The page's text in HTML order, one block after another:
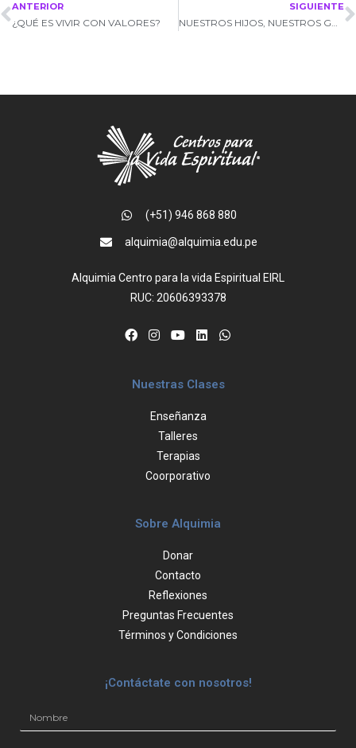
ANTERIOR
¿QUÉ ES VIVIR CON VALORES?
SIGUIENTE
NUESTROS HIJOS, NUESTROS GRANDES MAESTROS
(+51) 946 868 880
alquimia@alquimia.edu.pe
Alquimia Centro para la vida Espiritual EIRL
RUC: 20606393378
Nuestras Clases
Enseñanza
Talleres
Terapias
Coorporativo
Sobre Alquimia
Donar
Contacto
Reflexiones
Preguntas Frecuentes
Términos y Condiciones
¡Contáctate con nosotros!